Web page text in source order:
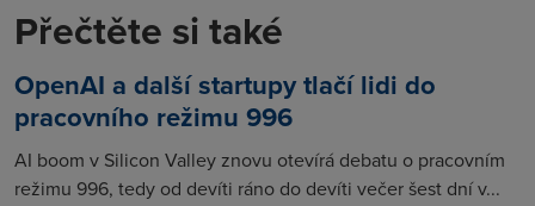
Přečtěte si také
OpenAI a další startupy tlačí lidi do
pracovního režimu 996
AI boom v Silicon Valley znovu otevírá debatu o pracovním
režimu 996, tedy od devíti ráno do devíti večer šest dní v...